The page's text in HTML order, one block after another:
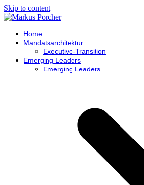
Skip to content
Home
Mandatsarchitektur
Executive-Transition
Emerging Leaders
Emerging Leaders